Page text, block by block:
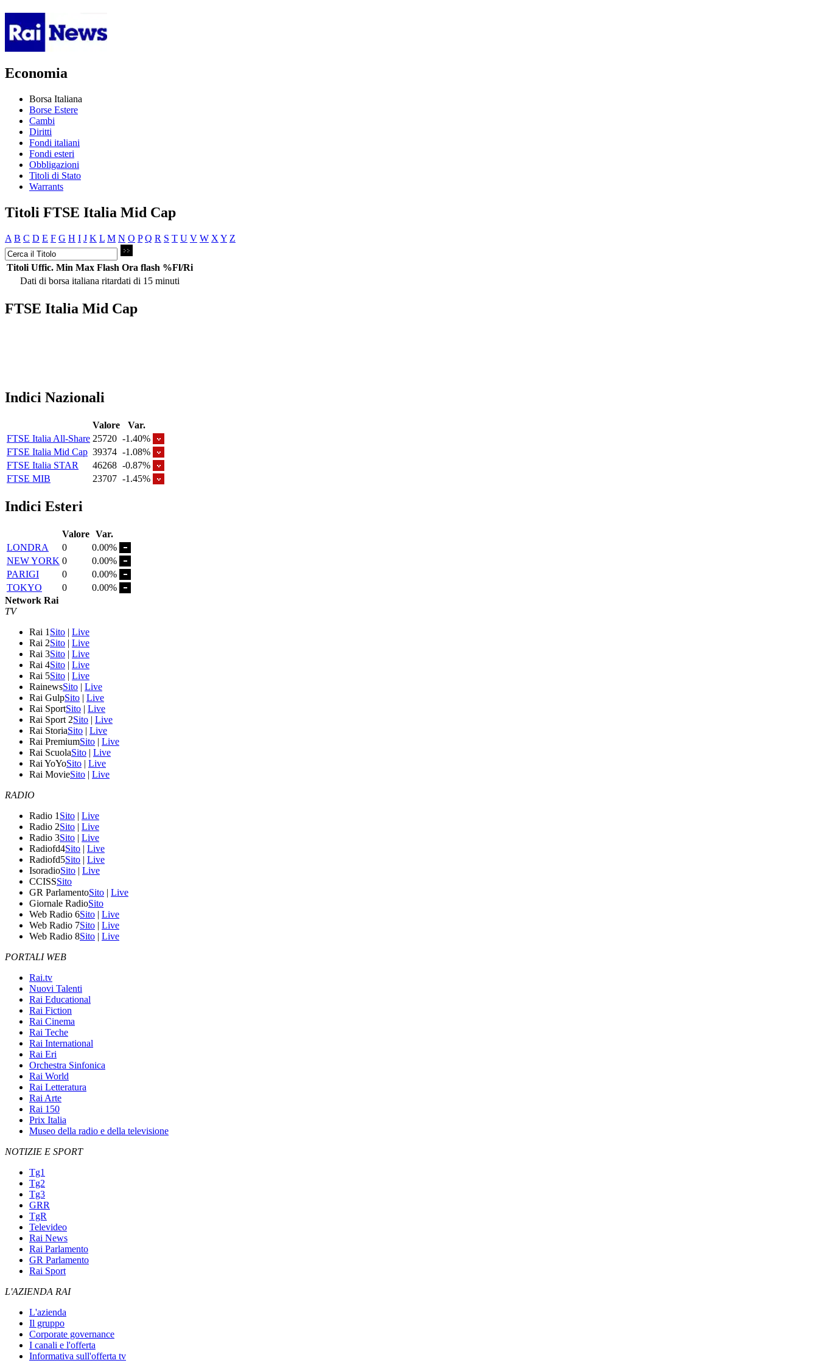
Economia
Borsa Italiana
Borse Estere
Cambi
Diritti
Fondi italiani
Fondi esteri
Obbligazioni
Titoli di Stato
Warrants
Titoli FTSE Italia Mid Cap
A B C D E F G H I J K L M N O P Q R S T U V W X Y Z
Titoli Uffic. Min Max Flash Ora flash %Fl/Ri
Dati di borsa italiana ritardati di 15 minuti
FTSE Italia Mid Cap
Indici Nazionali
Valore
Var.
FTSE Italia All-Share 25720 -1.40%
FTSE Italia Mid Cap 39374 -1.08%
FTSE Italia STAR
46268 -0.87%
FTSE MIB
23707 -1.45%
Indici Esteri
Valore Var.
LONDRA
0
0.00%
NEW YORK 0
0.00%
PARIGI
0
0.00%
TOKYO
0
0.00%
Network Rai
TV
Rai 1 Sito | Live
Rai 2Sito | Live
Rai 3Sito | Live
Rai 4Sito | Live
Rai 5Sito | Live
RainewsSito | Live
Rai GulpSito | Live
Rai SportSito | Live
Rai Sport 2Sito | Live
Rai StoriaSito | Live
Rai PremiumSito | Live
Rai ScuolaSito | Live
Rai YoYoSito | Live
Rai MovieSito | Live
RADIO
Radio 1 Sito | Live
Radio 2Sito | Live
Radio 3Sito | Live
Radiofd4Sito | Live
Radiofd5Sito | Live
IsoradioSito | Live
CCISSSito
GR ParlamentoSito | Live
Giornale RadioSito
Web Radio 6Sito | Live
Web Radio 7Sito | Live
Web Radio 8Sito | Live
PORTALI WEB
Rai.tv
Nuovi Talenti
Rai Educational
Rai Fiction
Rai Cinema
Rai Teche
Rai International
Rai Eri
Orchestra Sinfonica
Rai World
Rai Letteratura
Rai Arte
Rai 150
Prix Italia
Museo della radio e della televisione
NOTIZIE E SPORT
Tg1
Tg2
Tg3
GRR
TgR
Televideo
Rai News
Rai Parlamento
GR Parlamento
Rai Sport
L'AZIENDA RAI
L'azienda
Il gruppo
Corporate governance
I canali e l'offerta
Informativa sull'offerta tv